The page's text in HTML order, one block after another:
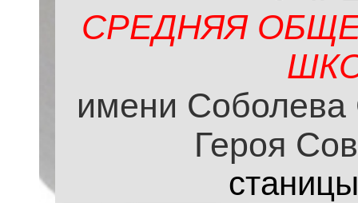
СРЕДНЯЯ
имени Соболева
Героя